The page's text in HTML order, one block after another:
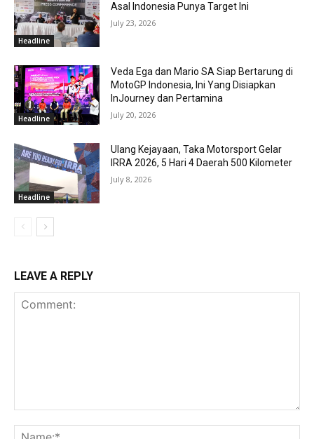
Headline
Asal Indonesia Punya Target Ini
July 23, 2026
Headline
Veda Ega dan Mario SA Siap Bertarung di
MotoGP Indonesia, Ini Yang Disiapkan
InJourney dan Pertamina
July 20, 2026
Headline
Ulang Kejayaan, Taka Motorsport Gelar
IRRA 2026, 5 Hari 4 Daerah 500 Kilometer
July 8, 2026
LEAVE A REPLY